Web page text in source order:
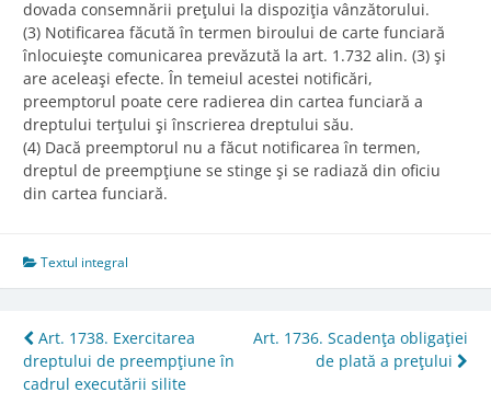
dovada consemnării preţului la dispoziţia vânzătorului.
(3) Notificarea făcută în termen biroului de carte funciară
înlocuieşte comunicarea prevăzută la art. 1.732 alin. (3) şi
are aceleaşi efecte. În temeiul acestei notificări,
preemptorul poate cere radierea din cartea funciară a
dreptului terţului şi înscrierea dreptului său.
(4) Dacă preemptorul nu a făcut notificarea în termen,
dreptul de preempţiune se stinge şi se radiază din oficiu
din cartea funciară.
Textul integral
Post
navigation
Art. 1738. Exercitarea
dreptului de preempţiune în
cadrul executării silite
Art. 1736. Scadenţa obligaţiei
de plată a preţului